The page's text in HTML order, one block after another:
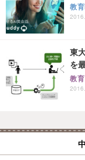
教
東
を
教